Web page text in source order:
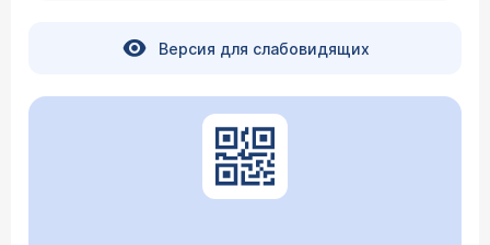
Версия для слабовидящих